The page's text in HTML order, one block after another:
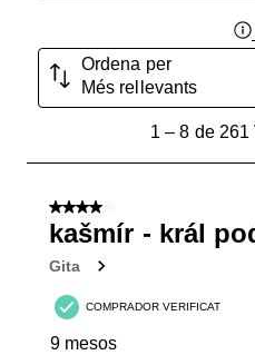
Ordena per
Més rellevants
261
Valoracions.
1 – 8 de 261
4 de 5 estrelles.
kašmír - král
Gita
COMPRADOR VERIFICAT
9 mesos